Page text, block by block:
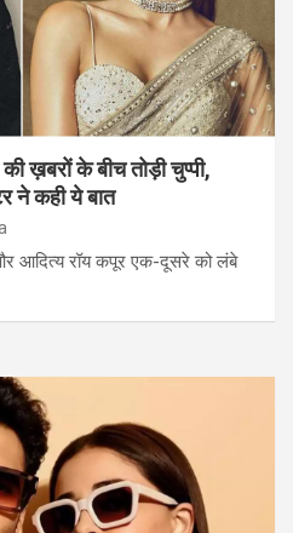
ख़बरों के बीच तोड़ी चुप्पी,
ने कही ये बात
आदित्य रॉय कपूर एक-दूसरे को लंबे